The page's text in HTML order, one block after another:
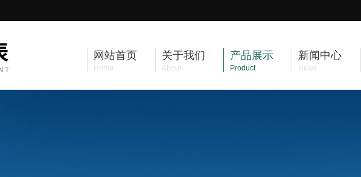
网站首页
Home
关于我们
About
产品展示
Product
新闻中心
News